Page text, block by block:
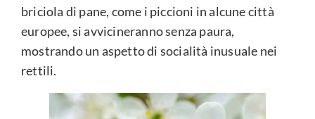
briciola di pane, come i piccioni in alcune città
europee, si avvicineranno senza paura,
mostrando un aspetto di socialità inusuale nei
rettili.